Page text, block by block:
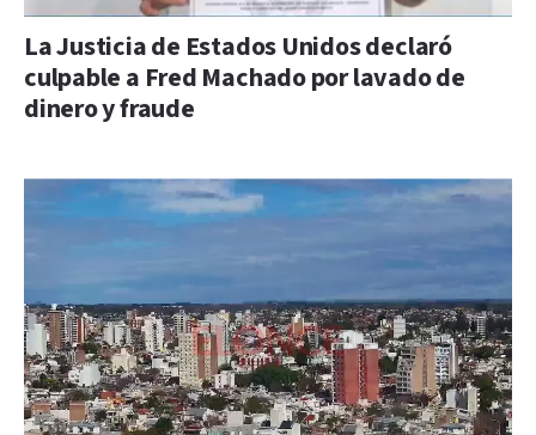
La Justicia de Estados Unidos declaró
culpable a Fred Machado por lavado de
dinero y fraude